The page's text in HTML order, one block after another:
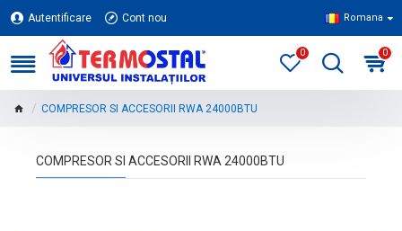
Autentificare Cont nou Romana
0 0
COMPRESOR SI ACCESORII RWA 24000BTU
COMPRESOR SI ACCESORII RWA 24000BTU